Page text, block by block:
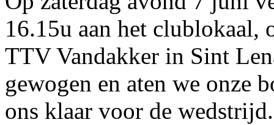
16.15u aan het clublokaal,
TTV Vandakker in Sint
gewogen en aten we onze
ons klaar voor de